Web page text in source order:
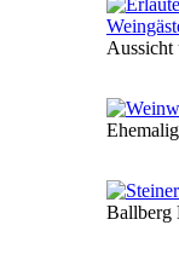
Aussicht
Ballberg